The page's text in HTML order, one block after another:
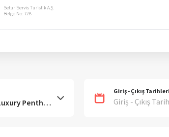
Setur Servis Turistik A.Ş.
Belge No: 728
Giriş - Çıkış Tarihleri
Giriş - Çıkış